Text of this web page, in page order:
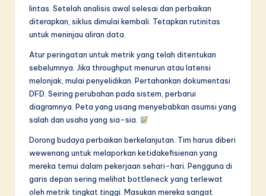
lintas. Setelah analisis awal selesai dan perbaikan
diterapkan, siklus dimulai kembali. Tetapkan rutinitas
untuk meninjau aliran data.
Atur peringatan untuk metrik yang telah ditentukan
sebelumnya. Jika throughput menurun atau latensi
melonjak, mulai penyelidikan. Pertahankan dokumentasi
DFD. Seiring perubahan pada sistem, perbarui
diagramnya. Peta yang usang menyebabkan asumsi yang
salah dan usaha yang sia-sia.
Dorong budaya perbaikan berkelanjutan. Tim harus diberi
wewenang untuk melaporkan ketidakefisienan yang
mereka temui dalam pekerjaan sehari-hari. Pengguna di
garis depan sering melihat bottleneck yang terlewat
oleh metrik tingkat tinggi. Masukan mereka sangat